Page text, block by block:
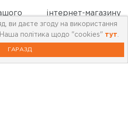
інтернет-магазину
максимально широкого
й шафи з дзеркалом для
ви даєте згоду на використання
політика щодо "cookies" тут
ГАРАЗД